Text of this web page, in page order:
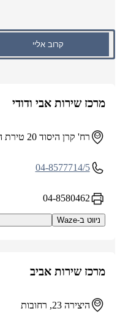
קרוב אליי
מרכז שירות אבי ודודי
רח' קרן היסוד 20 טירת הכרמל
04-8577714/5
04-8580462
ניווט ב-Waze
מרכז שירות אביב
היצירה 23, רחובות